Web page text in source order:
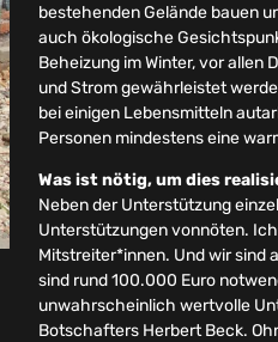
bestehenden Gelände bauen
auch ökologische
Beheizung im Winter, vor allen
und Strom gewährleistet
bei einigen Lebensmitteln
Personen mindestens eine
Was ist nötig, um dies
Neben der Unterstützung
Unterstützungen vonnöten.
Mitstreiter*innen. Und wir sind
sind rund 100.000 Euro
unwahrscheinlich wertvolle
Botschafters Herbert Beck.